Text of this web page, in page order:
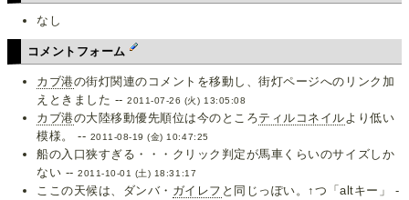
なし
コメントフォーム
カブ港の街灯関連のコメントを移動し、街灯ページへのリンク加
えときました --2011-07-26 (火) 13:05:08
カブ港の大陸移動優先順位は今のところティルコネイル より低い
模様。 -- 2011-08-19 (金) 10:47:25
船の入口狭すぎる・・・クリック判定が馬車くらいのサイズしか
ない --2011-10-01 (土) 18:31:17
ここの天候は、ダンバ・ ガイレフ と同じっぽい。↑つ「altキー」 -